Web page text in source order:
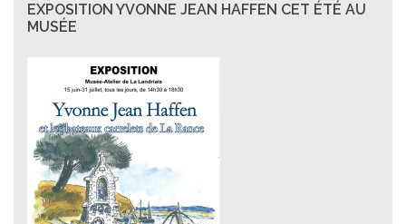
EXPOSITION YVONNE JEAN HAFFEN CET ÉTÉ AU
MUSÉE